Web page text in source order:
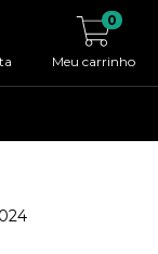
Meu carrinho
0